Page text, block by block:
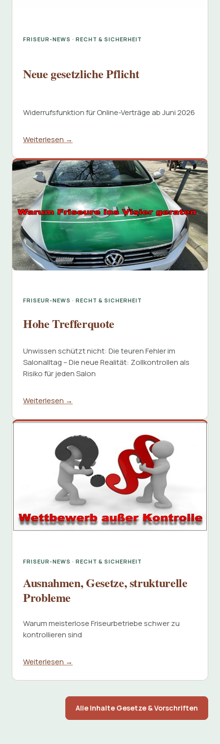
FRISEUR-NEWS · RECHT & SICHERHEIT
Neue gesetzliche Pflicht
Widerrufsfunktion für Online-Verträge ab Juni 2026
Weiterlesen →
FRISEUR-NEWS · RECHT & SICHERHEIT
Hohe Trefferquote
Unwissen schützt nicht: Die teuren Fehler im
Salonalltag – Die neue Realität: Zollkontrollen als
Risiko für jeden Salon
Weiterlesen →
FRISEUR-NEWS · RECHT & SICHERHEIT
Ausnahmen, Gesetze, strukturelle
Probleme
Warum meisterlose Friseurbetriebe schwer zu
kontrollieren sind
Weiterlesen →
Alle Inhalte Gesetze & Vorschriften